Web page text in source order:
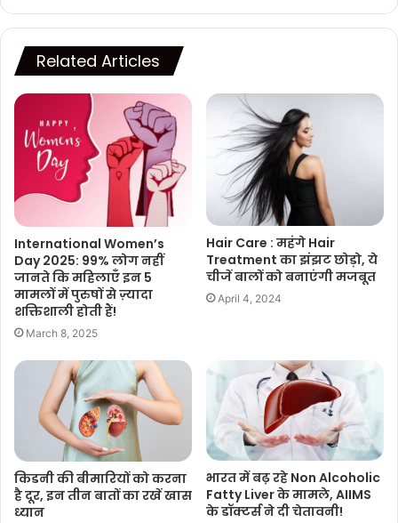
Related Articles
International Women’s
Day 2025: 99% लोग नहीं
जानते कि महिलाएँ इन 5
मामलों में पुरुषों से ज़्यादा
शक्तिशाली होती हैं!
March 8, 2025
Hair Care : महंगे Hair
Treatment का झंझट छोड़ो, ये
चीजें बालों को बनाएंगी मजबूत
April 4, 2024
किडनी की बीमारियों को करना
है दूर, इन तीन बातों का रखें खास
ध्यान
भारत में बढ़ रहे Non Alcoholic
Fatty Liver के मामले, AIIMS
के डॉक्‍टर्स ने दी चेतावनी!